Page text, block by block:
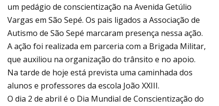
um pedágio de conscientização na Avenida Getúlio
Vargas em São Sepé. Os pais ligados a Associação de
Autismo de São Sepé marcaram presença nessa ação.
A ação foi realizada em parceria com a Brigada Militar,
que auxiliou na organização do trânsito e no apoio.
Na tarde de hoje está prevista uma caminhada dos
alunos e professores da escola João XXIII.
O dia 2 de abril é o Dia Mundial de Conscientização do